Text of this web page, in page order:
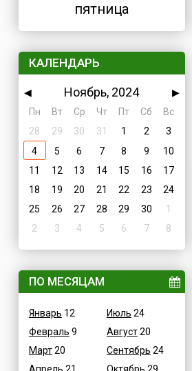
пятница
КАЛЕНДАРЬ
◀ Ноябрь, 2024
▶
Пн
Вт Ср Чт Пт Сб
Вс
28
29 30 31 1 2
3
4
5 6 7 8 9
10
11
12 13 14 15 16
17
18
19 20 21 22 23
24
25
26 27 28 29 30
1
2
3 4 5 6 7 8
ПО МЕСЯЦАМ
Январь 12
Февраль 9
Март20
Июль 24
Август20
Сентябрь 24